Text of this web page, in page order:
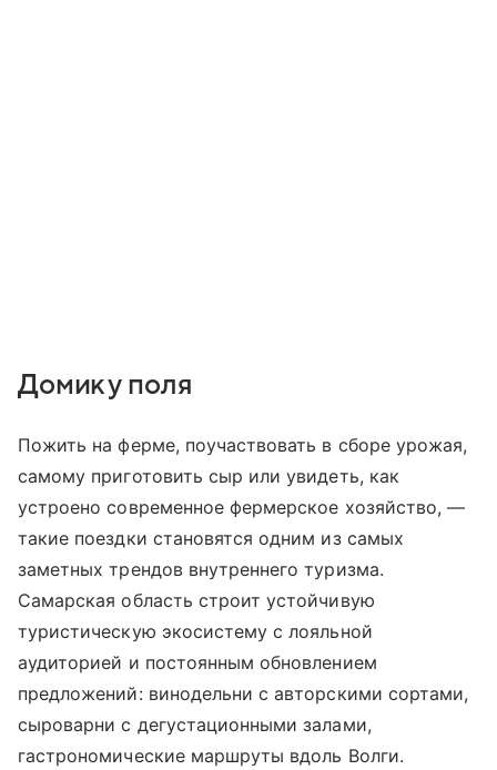
Домик у поля
Пожить на ферме, поучаствовать в сборе урожая,
самому приготовить сыр или увидеть, как
устроено современное фермерское хозяйство, —
такие поездки становятся одним из самых
заметных трендов внутреннего туризма.
Самарская область строит устойчивую
туристическую экосистему с лояльной
аудиторией и постоянным обновлением
предложений: винодельни с авторскими сортами,
сыроварни с дегустационными залами,
гастрономические маршруты вдоль Волги.